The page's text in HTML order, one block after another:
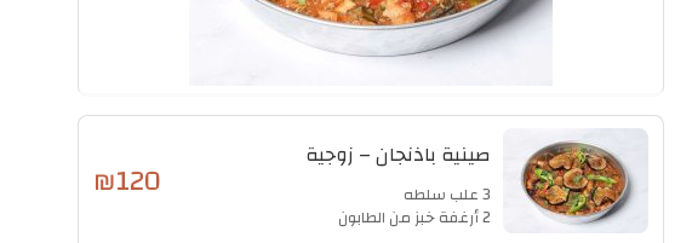
صينية باذنجان – زوجية
3 علب سلطه
2 أرغفة خبز من الطابون
₪120